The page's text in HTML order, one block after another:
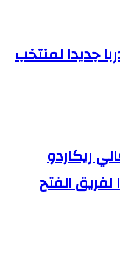
جديدا لمنتخب
ريكاردو
الفتح